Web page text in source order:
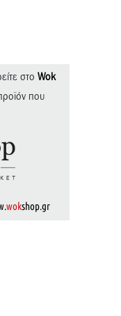
στο Wok
που
wokshop.gr